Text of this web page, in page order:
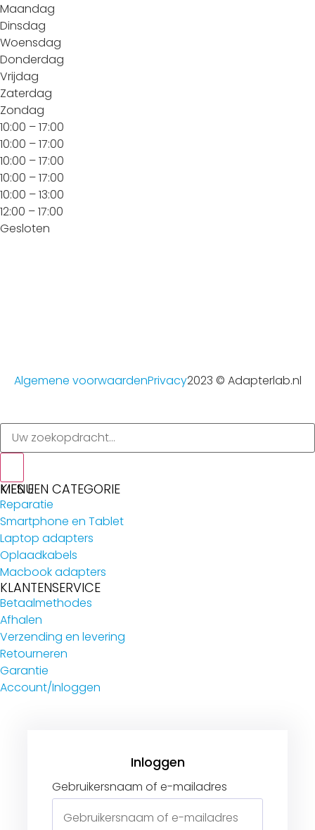
Maandag
Dinsdag
Woensdag
Donderdag
Vrijdag
Zaterdag
Zondag
10:00 – 17:00
10:00 – 17:00
10:00 – 17:00
10:00 – 17:00
10:00 – 13:00
12:00 – 17:00
Gesloten
Algemene voorwaardenPrivacy2023 © Adapterlab.nl
MENU
KIES EEN CATEGORIE
Reparatie
Smartphone en Tablet
Laptop adapters
Oplaadkabels
Macbook adapters
KLANTENSERVICE
Betaalmethodes
Afhalen
Verzending en levering
Retourneren
Garantie
Account/Inloggen
Gebruikersnaam of e-mailadres